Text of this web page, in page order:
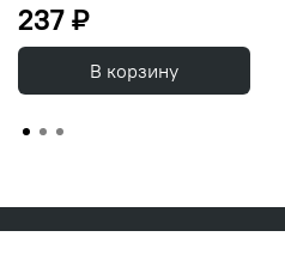
237 ₽
В корзину